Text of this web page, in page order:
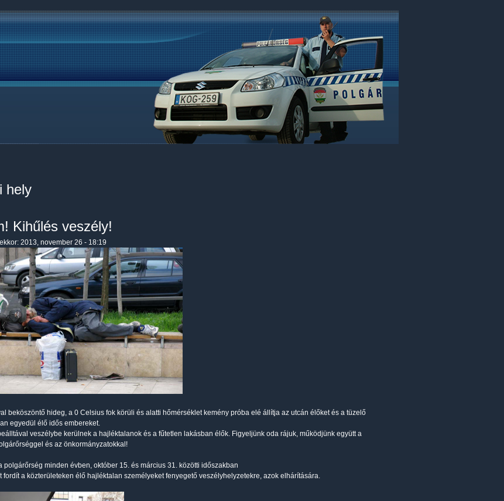
hely
Kihűlés veszély!
ekkor: 2013, november 26 - 18:19
beköszöntő hideg, a 0 Celsius fok körüli és alatti hőmérséklet kemény próba elé állítja az utcán élőket és a tüzelő
egyedül élő idős embereket.
veszélybe kerülnek a hajléktalanok és a fűtetlen lakásban élők. Figyeljünk oda rájuk, működjünk együtt a
és az önkormányzatokkal!
polgárőrség minden évben, október 15. és március 31. közötti időszakban
fordít a közterületeken élő hajléktalan személyeket fenyegető veszélyhelyzetekre, azok elhárítására.